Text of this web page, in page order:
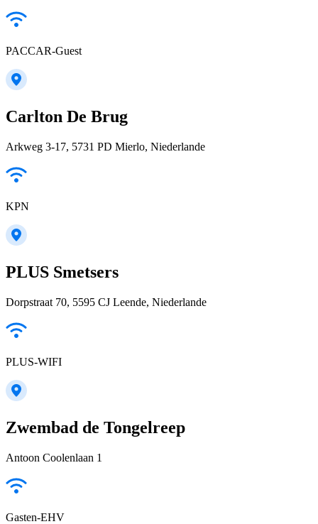
PACCAR-Guest
Carlton De Brug
Arkweg 3-17, 5731 PD Mierlo, Niederlande
KPN
PLUS Smetsers
Dorpstraat 70, 5595 CJ Leende, Niederlande
PLUS-WIFI
Zwembad de Tongelreep
Antoon Coolenlaan 1
Gasten-EHV